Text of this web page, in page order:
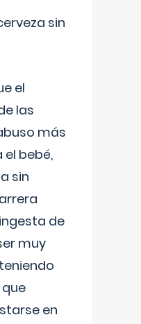
sin
el
las
más
bebé,
sin
de
muy
en